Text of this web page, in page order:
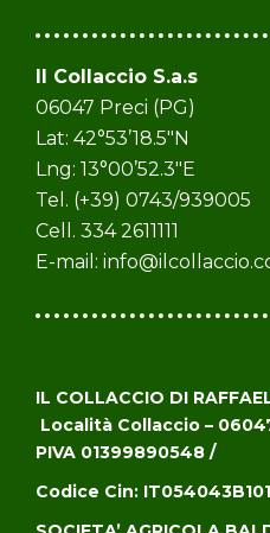
Il Collaccio S.a.s
06047 Preci (PG)
Lat: 42°53’18.5″N
Lng: 13°00’52.3″E
Tel. (+39) 0743/939005
Cell. 334 2611111
E-mail:
IL COLLACCIO DI
Località Collaccio –
PIVA 01399890548 /
Codice Cin: